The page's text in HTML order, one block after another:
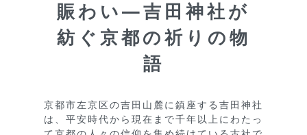
左京区で買いたい
左京区で売りたい
左京区ってどんな街？
賑わい—吉田神社が
紡ぐ京都の祈りの物
語
京都市左京区の吉田山麓に鎮座する吉田神社
は、平安時代から現在まで千年以上にわたっ